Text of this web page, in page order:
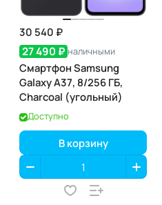
30 540 ₽
27 490 ₽ наличными
Смартфон Samsung
Galaxy A37, 8/256 ГБ,
Charcoal (угольный)
Доступно
В корзину